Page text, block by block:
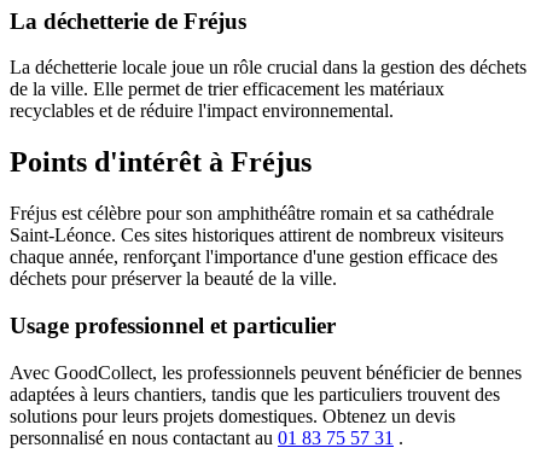
La déchetterie de Fréjus
La déchetterie locale joue un rôle crucial dans la gestion des déchets
de la ville. Elle permet de trier efficacement les matériaux
recyclables et de réduire l'impact environnemental.
Points d'intérêt à Fréjus
Fréjus est célèbre pour son amphithéâtre romain et sa cathédrale
Saint-Léonce. Ces sites historiques attirent de nombreux visiteurs
chaque année, renforçant l'importance d'une gestion efficace des
déchets pour préserver la beauté de la ville.
Usage professionnel et particulier
Avec GoodCollect, les professionnels peuvent bénéficier de bennes
adaptées à leurs chantiers, tandis que les particuliers trouvent des
solutions pour leurs projets domestiques. Obtenez un devis
personnalisé en nous contactant au 01 83 75 57 31 .